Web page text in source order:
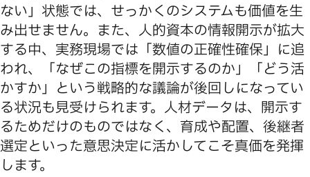
ない」状態では、せっかくのシステムも価値を生
み出せません。また、人的資本の情報開示が拡大
する中、実務現場では「数値の正確性確保」に追
われ、「なぜこの指標を開示するのか」「どう活
かすか」という戦略的な議論が後回しになってい
る状況も見受けられます。人材データは、開示す
るためだけのものではなく、育成や配置、後継者
選定といった意思決定に活かしてこそ真価を発揮
します。